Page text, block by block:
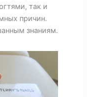
так и
причин.
знаниям.